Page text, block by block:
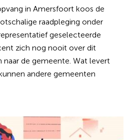
in Amersfoort koos de
raadpleging onder
geselecteerde
zich nog nooit over dit
de gemeente. Wat levert
andere gemeenten